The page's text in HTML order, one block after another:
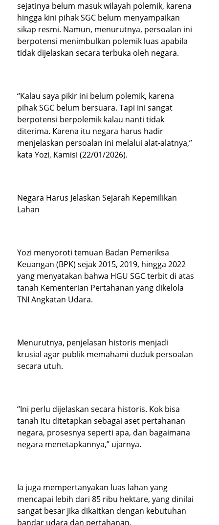
sejatinya belum masuk wilayah polemik, karena
hingga kini pihak SGC belum menyampaikan
sikap resmi. Namun, menurutnya, persoalan ini
berpotensi menimbulkan polemik luas apabila
tidak dijelaskan secara terbuka oleh negara.
“Kalau saya pikir ini belum polemik, karena
pihak SGC belum bersuara. Tapi ini sangat
berpotensi berpolemik kalau nanti tidak
diterima. Karena itu negara harus hadir
menjelaskan persoalan ini melalui alat-alatnya,”
kata Yozi, Kamisi (22/01/2026).
Negara Harus Jelaskan Sejarah Kepemilikan
Lahan
Yozi menyoroti temuan Badan Pemeriksa
Keuangan (BPK) sejak 2015, 2019, hingga 2022
yang menyatakan bahwa HGU SGC terbit di atas
tanah Kementerian Pertahanan yang dikelola
TNI Angkatan Udara.
Menurutnya, penjelasan historis menjadi
krusial agar publik memahami duduk persoalan
secara utuh.
“Ini perlu dijelaskan secara historis. Kok bisa
tanah itu ditetapkan sebagai aset pertahanan
negara, prosesnya seperti apa, dan bagaimana
negara menetapkannya,” ujarnya.
Ia juga mempertanyakan luas lahan yang
mencapai lebih dari 85 ribu hektare, yang dinilai
sangat besar jika dikaitkan dengan kebutuhan
bandar udara dan pertahanan.